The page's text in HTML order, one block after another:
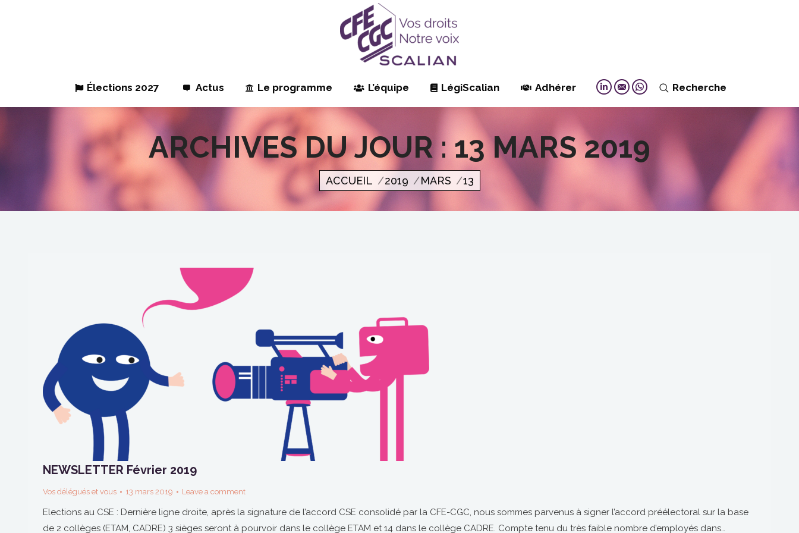
Élections 2027 Actus Le programme L’équipe LégiScalian Adhérer
Linkedin
MailWhatsapp
Search:
Recherche
ARCHIVES DU JOUR : 13 MARS 2019
Vous êtes ici
ACCUEIL 2019 MARS 13
NEWSLETTER Février 2019
Vos délégués et vous 13 mars 2019 Leave a comment
Elections au CSE : Dernière ligne droite, après la signature de l’accord CSE consolidé par la CFE-CGC, nous sommes parvenus à signer l’accord préélectoral sur la base
de 2 collèges (ETAM, CADRE) 3 sièges seront à pourvoir dans le collège ETAM et 14 dans le collège CADRE. Compte tenu du très faible nombre d’employés dans…